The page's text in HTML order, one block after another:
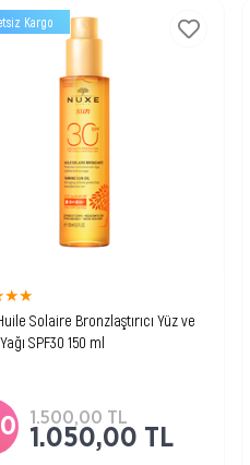
★★
Solaire Bronzlaştırıcı Yüz ve
SPF30 150 ml
1.050,00 TL
1.500,00 TL
Kargo